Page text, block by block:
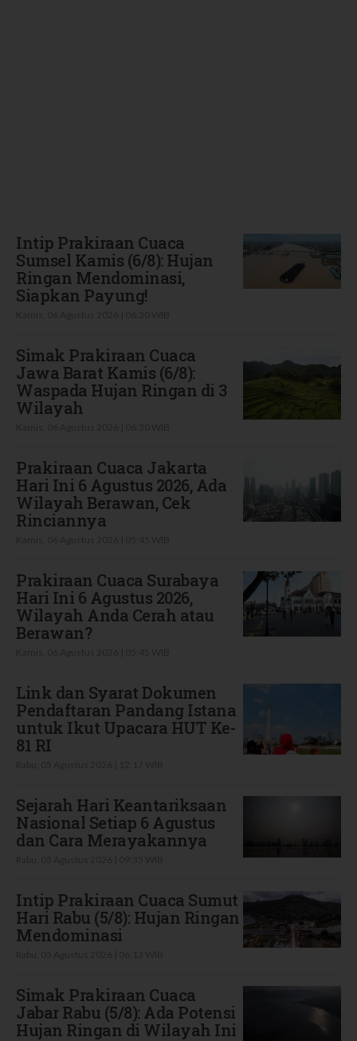
Intip Prakiraan Cuaca
Sumsel Kamis (6/8): Hujan
Ringan Mendominasi,
Siapkan Payung!
Simak Prakiraan Cuaca
Jawa Barat Kamis (6/8):
Waspada Hujan Ringan di 3
Wilayah
Prakiraan Cuaca Jakarta
Hari Ini 6 Agustus 2026, Ada
Wilayah Berawan, Cek
Rinciannya
Prakiraan Cuaca Surabaya
Hari Ini 6 Agustus 2026,
Wilayah Anda Cerah atau
Berawan?
Link dan Syarat Dokumen
Pendaftaran Pandang Istana
untuk Ikut Upacara HUT Ke-
81 RI
Sejarah Hari Keantariksaan
Nasional Setiap 6 Agustus
dan Cara Merayakannya
Intip Prakiraan Cuaca Sumut
Hari Rabu (5/8): Hujan Ringan
Mendominasi
Simak Prakiraan Cuaca
Jabar Rabu (5/8): Ada Potensi
Hujan Ringan di Wilayah Ini